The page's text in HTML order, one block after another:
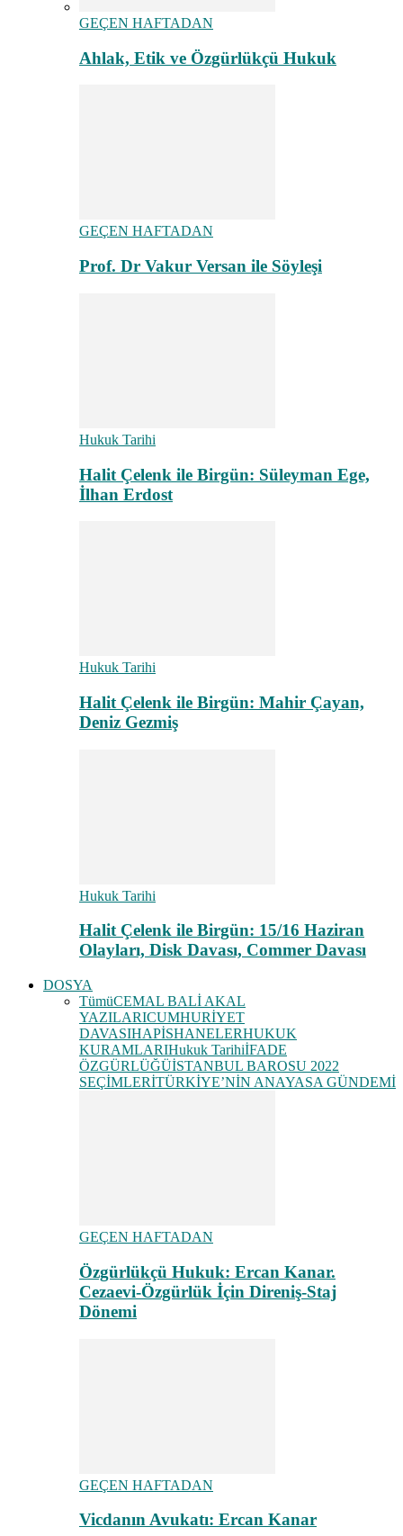
GEÇEN HAFTADAN
Ahlak, Etik ve Özgürlükçü Hukuk
GEÇEN HAFTADAN
Prof. Dr Vakur Versan ile Söyleşi
Hukuk Tarihi
Halit Çelenk ile Birgün: Süleyman Ege,
İlhan Erdost
Hukuk Tarihi
Halit Çelenk ile Birgün: Mahir Çayan,
Deniz Gezmiş
Hukuk Tarihi
Halit Çelenk ile Birgün: 15/16 Haziran
Olayları, Disk Davası, Commer Davası
DOSYA
TümüCEMAL BALİ AKAL
YAZILARICUMHURİYET
DAVASIHAPİSHANELERHUKUK
KURAMLARIHukuk TarihiİFADE
ÖZGÜRLÜĞÜİSTANBUL BAROSU 2022
SEÇİMLERİTÜRKİYE’NİN ANAYASA GÜNDEMİ
GEÇEN HAFTADAN
Özgürlükçü Hukuk: Ercan Kanar.
Cezaevi-Özgürlük İçin Direniş-Staj
Dönemi
GEÇEN HAFTADAN
Vicdanın Avukatı: Ercan Kanar